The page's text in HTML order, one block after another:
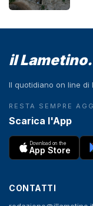
il
Il quotidiano on line di
RESTA SEMPRE
Scarica l'App
Download on the
App Store
CONTATTI